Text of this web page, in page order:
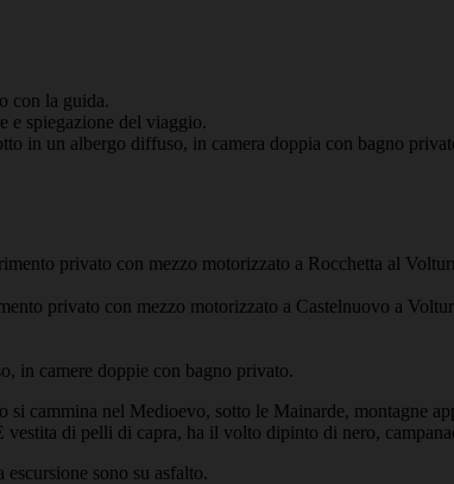
con la guida.
e spiegazione del viaggio.
in un albergo diffuso, in camera doppia con bagno
privato con mezzo motorizzato a Rocchetta al
privato con mezzo motorizzato a Castelnuovo a
in camere doppie con bagno privato.
si cammina nel Medioevo, sotto le Mainarde, montagne
vestita di pelli di capra, ha il volto dipinto di nero,
escursione sono su asfalto.